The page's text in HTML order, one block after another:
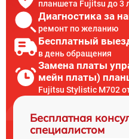
планшета Fujitsu до 3
Диагностика за
ремонт по желанию
Бесплатный
в день обращения
Замена платы
мейн платы)
Fujitsu Stylistic M702
Бесплатная
специалистом